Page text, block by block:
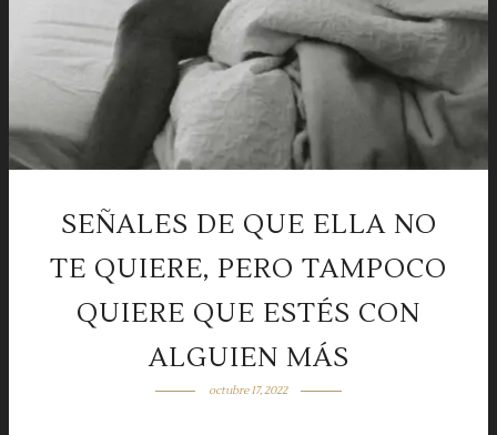
SEÑALES DE QUE ELLA NO
TE QUIERE, PERO TAMPOCO
QUIERE QUE ESTÉS CON
ALGUIEN MÁS
octubre 17, 2022